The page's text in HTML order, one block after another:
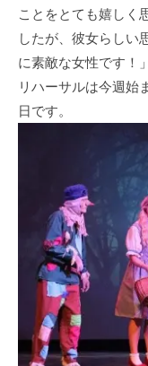
ことをとても嬉しく
したが、彼女らしい
に素敵な女性です！
リハーサルは今週始
日です。